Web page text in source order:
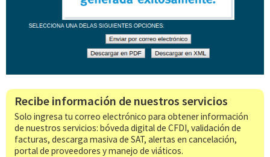
Recibe información de nuestros servicios
Solo ingresa tu correo electrónico para obtener información
de nuestros servicios: bóveda digital de CFDI, validación de
facturas, descarga masiva de SAT, alertas en cancelación,
portal de proveedores y manejo de viáticos.